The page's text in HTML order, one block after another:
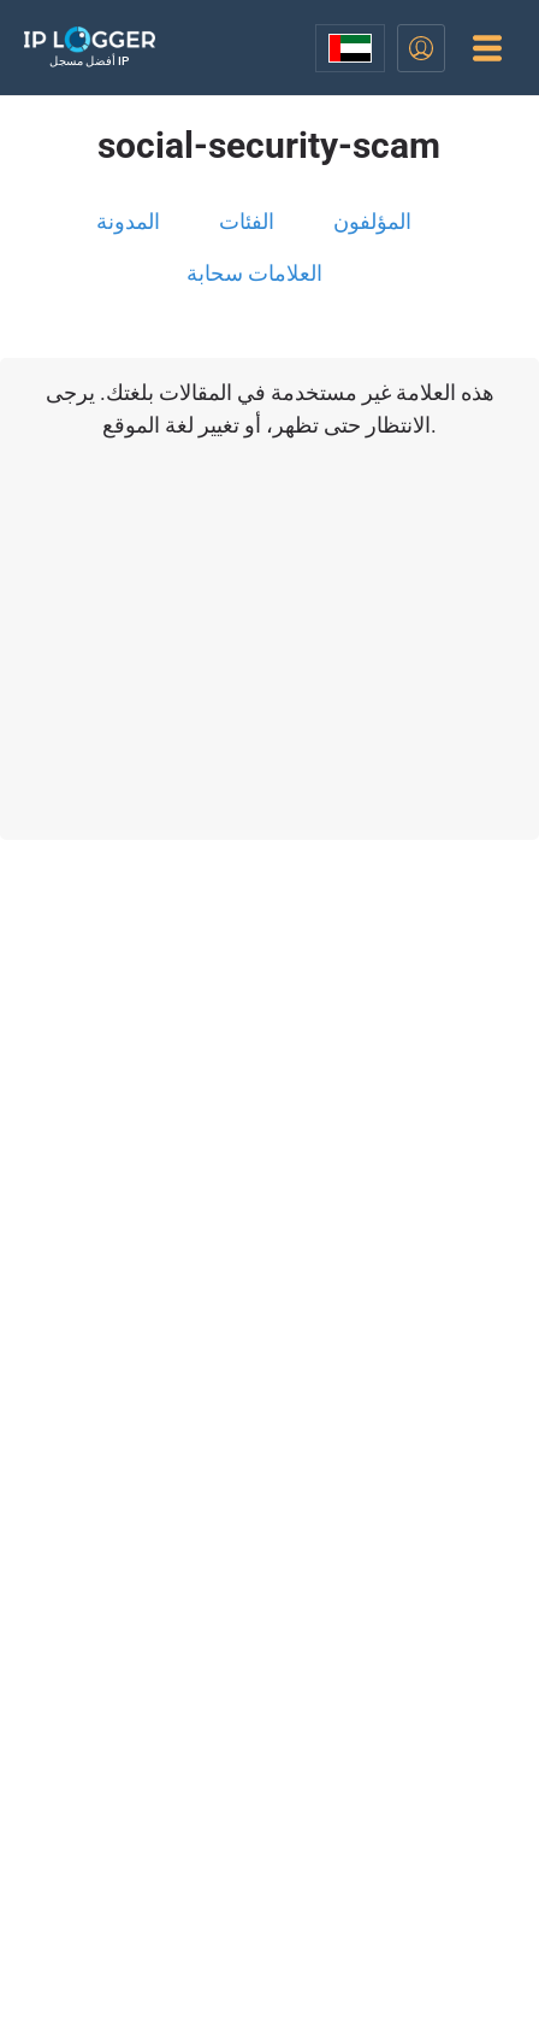
أفضل مسجل IP
social-security-scam
المدونة الفئات المؤلفون
العلامات سحابة